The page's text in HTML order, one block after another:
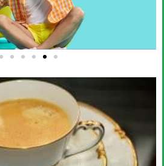
טיסה זולה?
לחצו
פה!